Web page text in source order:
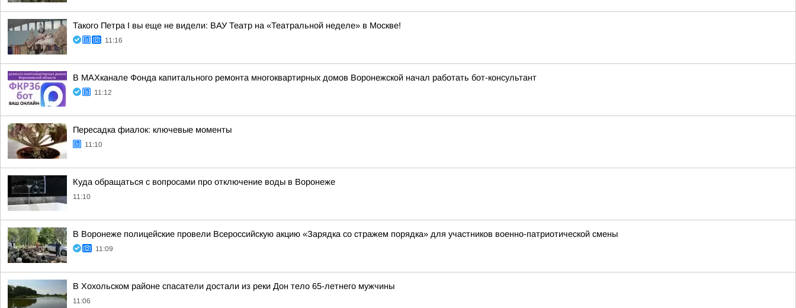
Такого Петра I вы еще не видели: ВАУ Театр на «Театральной неделе» в Москве!
11:16
В МАХканале Фонда капитального ремонта многоквартирных домов Воронежской начал работать бот-консультант
11:12
Пересадка фиалок: ключевые моменты
11:10
Куда обращаться с вопросами про отключение воды в Воронеже
11:10
В Воронеже полицейские провели Всероссийскую акцию «Зарядка со стражем порядка» для участников военно-патриотической смены
11:09
В Хохольском районе спасатели достали из реки Дон тело 65-летнего мужчины
11:06